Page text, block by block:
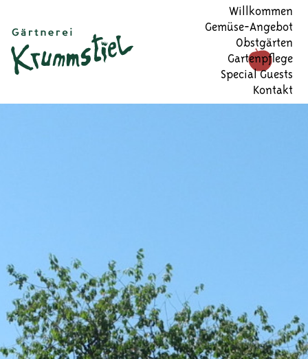
Willkommen
Gemüse-Angebot
Obstgärten
Gartenpflege
Special Guests
Kontakt